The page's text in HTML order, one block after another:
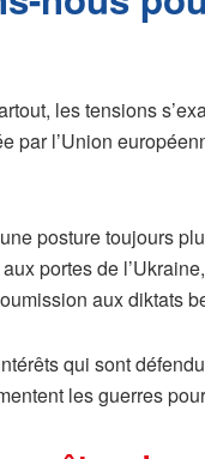
les tensions
l’Union
posture toujours
portes de
aux diktats
qui sont
les guerres